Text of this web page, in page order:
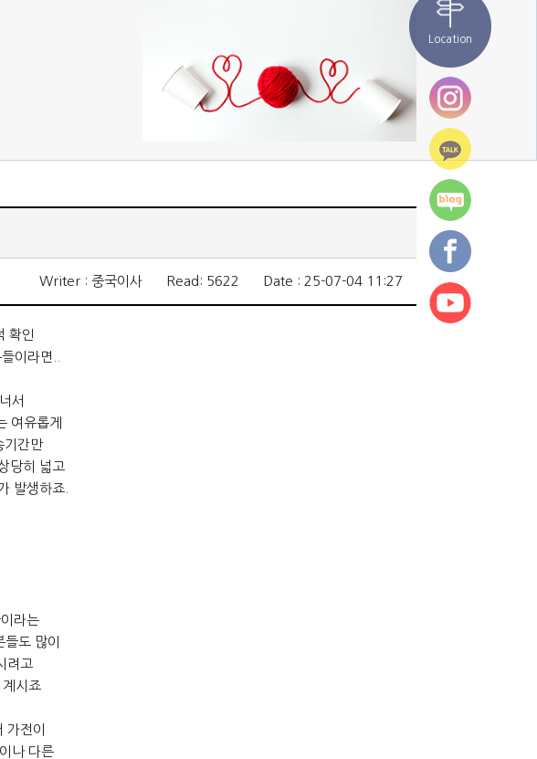
Location
Writer : 중국이사 Read: 5622 Date : 25-07-04 11:27
확인
이라면..
서
여유롭게
기간만
당히 넓고
발생하죠.
라는
도 많이
려고
계시죠
가전이
나 다른